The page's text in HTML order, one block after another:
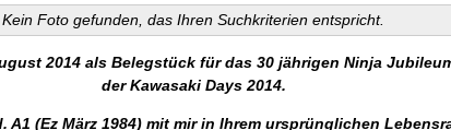
Kein Foto gefunden, das Ihren Suchkriterien entspricht.
2014 als Belegstück für das 30 jährigen Ninja
der Kawasaki Days 2014.
A1 (Ez März 1984) mit mir in Ihrem ursprünglichen